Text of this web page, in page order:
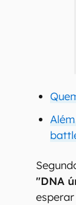
"DNA